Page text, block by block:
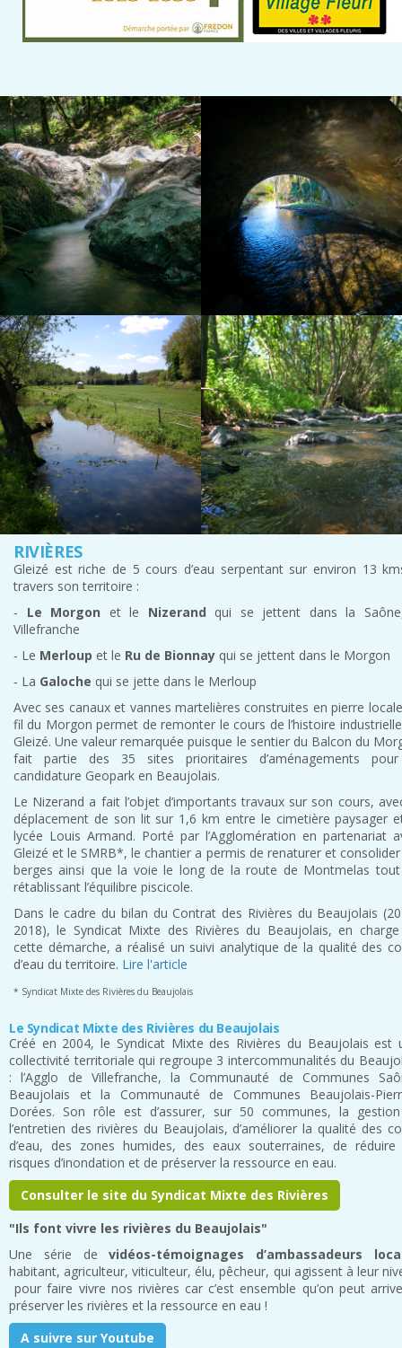
RIVIÈRES
Gleizé est riche de 5 cours d’eau serpentant sur environ 13
travers son territoire :
‐ Le Morgon et le Nizerand qui se jettent dans la
Villefranche
‐ Le Merloup et le Ru de Bionnay qui se jettent dans le Morgon
‐ La Galoche qui se jette dans le Merloup
Avec ses canaux et vannes martelières construites en pierre
fil du Morgon permet de remonter le cours de l’histoire
Gleizé. Une valeur remarquée puisque le sentier du Balcon du
fait partie des 35 sites prioritaires d’aménagements
candidature Geopark en Beaujolais.
Le Nizerand a fait l’objet d’importants travaux sur son cours,
déplacement de son lit sur 1,6 km entre le cimetière paysager
lycée Louis Armand. Porté par l’Agglomération en partenariat
Gleizé et le SMRB*, le chantier a permis de renaturer et
berges ainsi que la voie le long de la route de Montmelas
rétablissant l’équilibre piscicole.
Dans le cadre du bilan du Contrat des Rivières du Beaujolais
2018), le Syndicat Mixte des Rivières du Beaujolais, en
cette démarche, a réalisé un suivi analytique de la qualité des
d’eau du territoire. Lire l'article
* Syndicat Mixte des Rivières du Beaujolais
Le Syndicat Mixte des Rivières du Beaujolais
Créé en 2004, le Syndicat Mixte des Rivières du Beaujolais est
collectivité territoriale qui regroupe 3 intercommunalités du
: l’Agglo de Villefranche, la Communauté de Communes
Beaujolais et la Communauté de Communes Beaujolais-
Dorées. Son rôle est d’assurer, sur 50 communes, la
l’entretien des rivières du Beaujolais, d’améliorer la qualité des
d’eau, des zones humides, des eaux souterraines, de réduire
risques d’inondation et de préserver la ressource en eau.
Consulter le site du Syndicat Mixte des Rivières
"Ils font vivre les rivières du Beaujolais"
Une série devidéos-témoignages d’ambassadeurs
habitant, agriculteur, viticulteur, élu, pêcheur, qui agissent à leur
pour faire vivre nos rivières car c’est ensemble qu’on peut
préserver les rivières et la ressource en eau !
A suivre sur Youtube